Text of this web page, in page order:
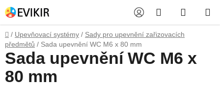
na
obsah
Hledat
KOŠÍK
Domů
/ Upevňovací systémy / Sady pro upevnění zařizovacích
předmětů / Sada upevnění WC M6 x 80 mm
Sada upevnění WC M6 x
80 mm